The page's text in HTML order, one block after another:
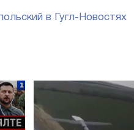
в Гугл-Новостях